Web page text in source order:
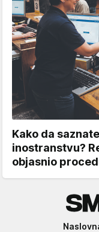
Kako da
inostranstvu?
objasnio